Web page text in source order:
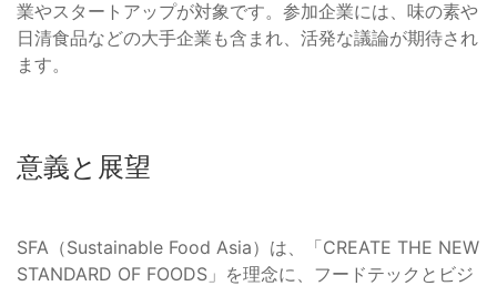
業やスタートアップが対象です。参加企業には、味の素や
日清食品などの大手企業も含まれ、活発な議論が期待され
ます。
意義と展望
SFA（Sustainable Food Asia）は、「CREATE THE NEW
STANDARD OF FOODS」を理念に、フードテックとビジ